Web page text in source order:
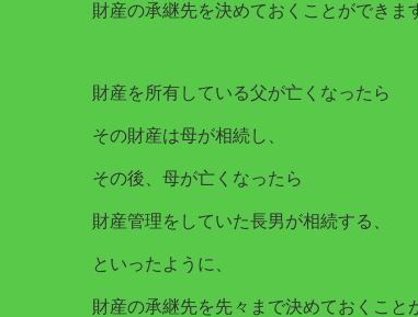
財産の承継先を決めておくことができま
財産を所有している父が亡くなったら
その財産は母が相続し、
その後、母が亡くなったら
財産管理をしていた長男が相続する、
といったように、
財産の承継先を先々まで決めておくこと